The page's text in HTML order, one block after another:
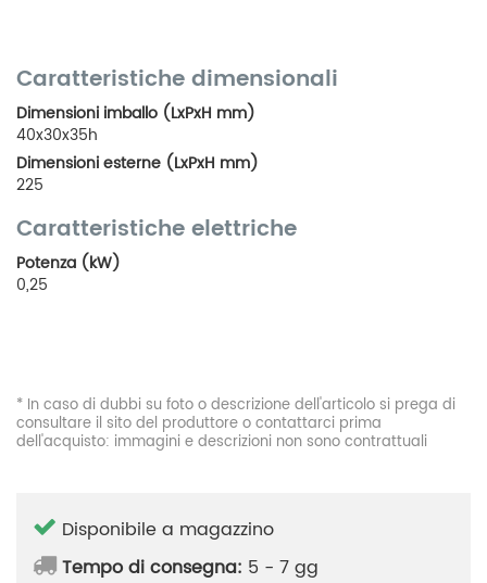
Caratteristiche dimensionali
Dimensioni imballo (LxPxH mm)
40x30x35h
Dimensioni esterne (LxPxH mm)
225
Caratteristiche elettriche
Potenza (kW)
0,25
* In caso di dubbi su foto o descrizione dell'articolo si prega di
consultare il sito del produttore o contattarci prima
dell'acquisto: immagini e descrizioni non sono contrattuali
Disponibile a magazzino
Tempo di consegna: 5 - 7 gg